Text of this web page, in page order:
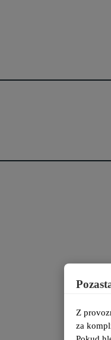
Z
za